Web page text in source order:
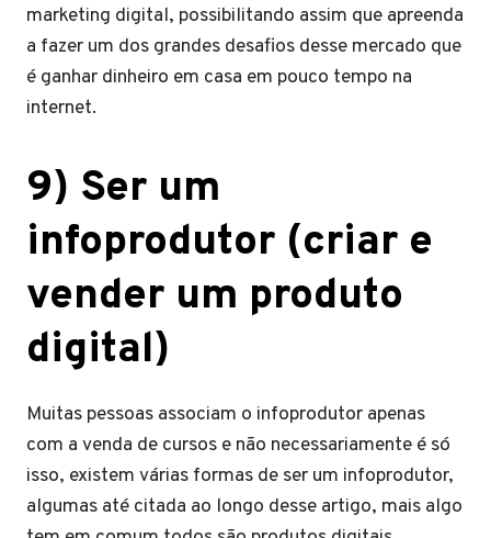
marketing digital, possibilitando assim que apreenda
a fazer um dos grandes desafios desse mercado que
é ganhar dinheiro em casa em pouco tempo na
internet.
9) Ser um
infoprodutor (criar e
vender um produto
digital)
Muitas pessoas associam o infoprodutor apenas
com a venda de cursos e não necessariamente é só
isso, existem várias formas de ser um infoprodutor,
algumas até citada ao longo desse artigo, mais algo